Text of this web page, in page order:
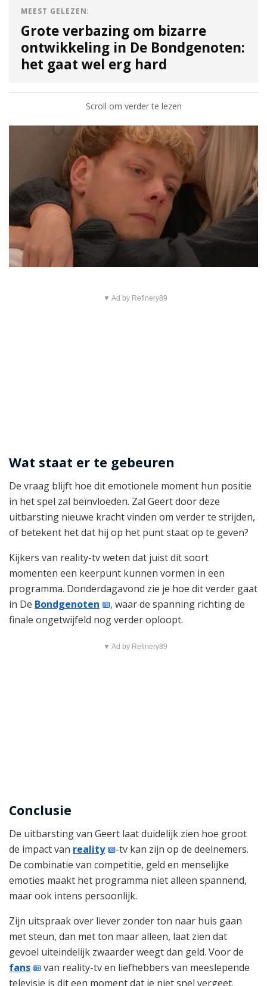
MEEST GELEZEN:
Grote verbazing om bizarre
ontwikkeling in De Bondgenoten:
het gaat wel erg hard
Scroll om verder te lezen
▼ Ad by Refinery89
Wat staat er te gebeuren
De vraag blijft hoe dit emotionele moment hun positie
in het spel zal beïnvloeden. Zal Geert door deze
uitbarsting nieuwe kracht vinden om verder te strijden,
of betekent het dat hij op het punt staat op te geven?
Kijkers van reality-tv weten dat juist dit soort
momenten een keerpunt kunnen vormen in een
programma. Donderdagavond zie je hoe dit verder gaat
in De Bondgenoten
, waar de spanning richting de
finale ongetwijfeld nog verder oploopt.
▼ Ad by Refinery89
Conclusie
De uitbarsting van Geert laat duidelijk zien hoe groot
de impact van reality
-tv kan zijn op de deelnemers.
De combinatie van competitie, geld en menselijke
emoties maakt het programma niet alleen spannend,
maar ook intens persoonlijk.
Zijn uitspraak over liever zonder ton naar huis gaan
met steun, dan met ton maar alleen, laat zien dat
gevoel uiteindelijk zwaarder weegt dan geld. Voor de
fans
van reality-tv en liefhebbers van meeslepende
televisie is dit een moment dat je niet snel vergeet.